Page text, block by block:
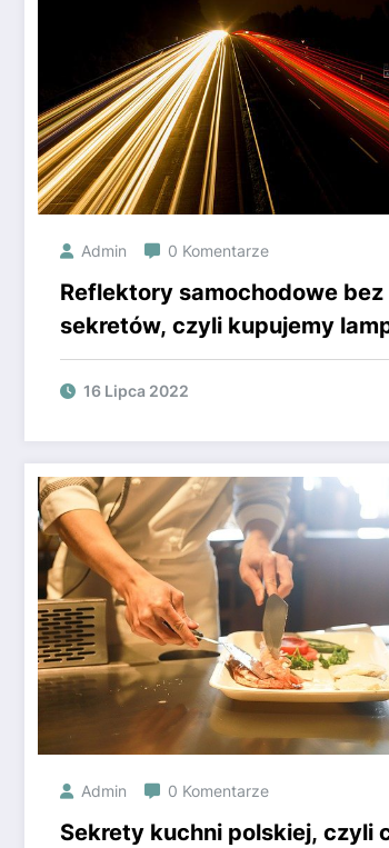
Admin 0 Komentarze
Reflektory samochodowe bez
sekretów, czyli kupujemy
tylne i przednie dla
oświetlenia pojazdu
16 Lipca 2022
Admin 0 Komentarze
Sekrety kuchni polskiej, czyli